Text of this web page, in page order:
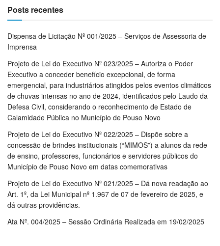
Posts recentes
Dispensa de Licitação Nº 001/2025 – Serviços de Assessoria de
Imprensa
Projeto de Lei do Executivo Nº 023/2025 – Autoriza o Poder
Executivo a conceder benefício excepcional, de forma
emergencial, para industriários atingidos pelos eventos climáticos
de chuvas intensas no ano de 2024, identificados pelo Laudo da
Defesa Civil, considerando o reconhecimento de Estado de
Calamidade Pública no Município de Pouso Novo
Projeto de Lei do Executivo Nº 022/2025 – Dispõe sobre a
concessão de brindes institucionais (“MIMOS”) a alunos da rede
de ensino, professores, funcionários e servidores públicos do
Município de Pouso Novo em datas comemorativas
Projeto de Lei do Executivo Nº 021/2025 – Dá nova readação ao
Art. 1º, da Lei Municipal nº 1.967 de 07 de fevereiro de 2025, e
dá outras providências.
Ata Nº. 004/2025 – Sessão Ordinária Realizada em 19/02/2025